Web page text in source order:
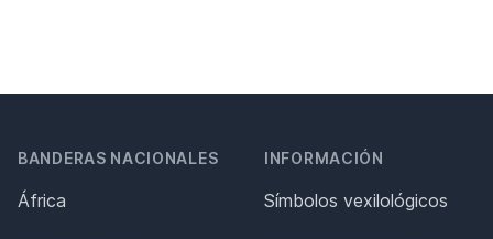
BANDERAS NACIONALES
África
INFORMACIÓN
Símbolos vexilológicos